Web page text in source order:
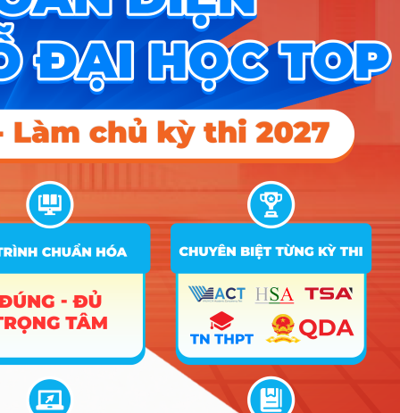
Công nghệ Kỹ thuật Nhiệt (Nhiệt – Điện
18 Điện lạnh và điều hoà không khí
19 Công nghệ Kỹ thuật Điện – Điện tử
Công nghệ Kỹ thuật Điều khiển – Tự động
hóa
22 Công nghệ Thực phẩm
Kỹ thuật Xây dựng
24 Quản trị dịch vụ du lịch và lữ hành
Quản trị khách sạn
Hướng nghiệp
HOCMAI